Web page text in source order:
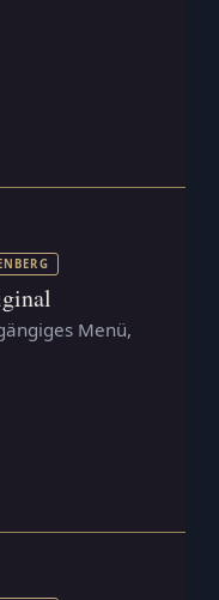
IN NEUEM TAB)
Menü,
IN NEUEM TAB)